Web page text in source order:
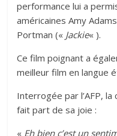
performance lui a
américaines Amy
Portman (« Jackie« ).
Ce film poignant a
meilleur film en langue
Interrogée par l’AFP,
fait part de sa joie :
« Eh bien c’est un